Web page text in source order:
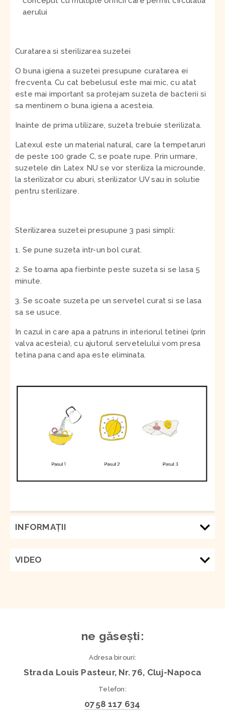
aerului
Curatarea si sterilizarea suzetei
O buna igiena a suzetei presupune curatarea ei
frecventa. Cu cat bebelusul este mai mic, cu atat
este mai important sa protejam suzeta de bacterii si
sa mentinem o buna igiena a acesteia.
Inainte de prima utilizare, suzeta trebuie sterilizata.
Latexul este un material natural, care la tempetaruri
de peste 100 grade C, se poate rupe. Prin urmare,
suzetele din Latex NU se vor steriliza la microunde,
la sterilizator cu aburi, sterilizator UV sau in solutie
pentru sterilizare.
Sterilizarea suzetei presupune 3 pasi simpli:
1. Se pune suzeta intr-un bol curat.
2. Se toarna apa fierbinte peste suzeta si se lasa 5
minute.
3. Se scoate suzeta pe un servetel curat si se lasa
sa se usuce.
In cazul in care apa a patruns in interiorul tetinei (prin
valva acesteia), cu ajutorul servetelului vom presa
tetina pana cand apa este eliminata.
INFORMAŢII
VIDEO
ne găsești:
Adresa birouri:
Strada Louis Pasteur, Nr. 76, Cluj-Napoca
Telefon:
0758 117 634